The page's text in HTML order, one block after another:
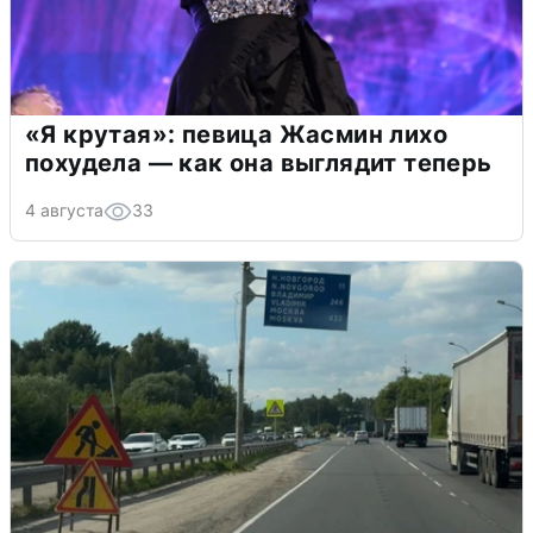
«Я крутая»: певица Жасмин лихо
похудела — как она выглядит теперь
4 августа 33